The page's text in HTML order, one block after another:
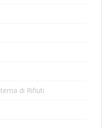
di Rifiuti